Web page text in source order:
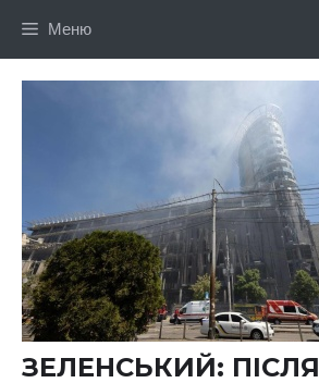
Меню
ЗЕЛЕНСЬКИЙ: ПІСЛЯ